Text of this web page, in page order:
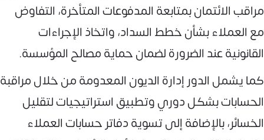
مراقب الائتمان بمتابعة المدفوعات المتأخرة، التفاوض
مع العملاء بشأن خطط السداد، واتخاذ الإجراءات
القانونية عند الضرورة لضمان حماية مصالح المؤسسة.
كما يشمل الدور إدارة الديون المعدومة من خلال مراقبة
الحسابات بشكل دوري وتطبيق استراتيجيات لتقليل
الخسائر، بالإضافة إلى تسوية دفاتر حسابات العملاء